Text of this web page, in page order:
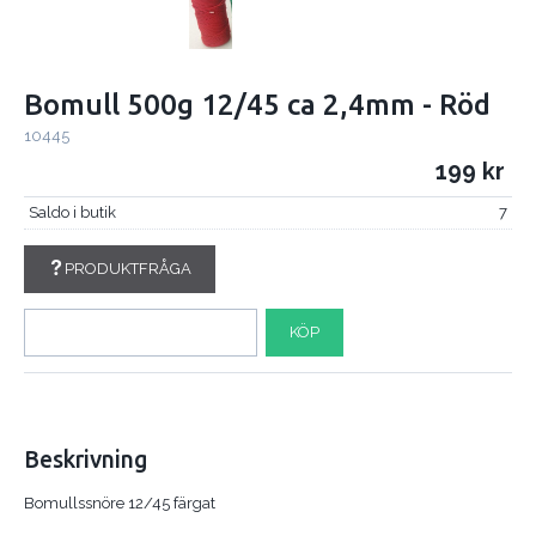
Bomull 500g 12/45 ca 2,4mm - Röd
10445
199
Saldo i butik 7
PRODUKTFRÅGA
KÖP
Beskrivning
Bomullssnöre 12/45 färgat